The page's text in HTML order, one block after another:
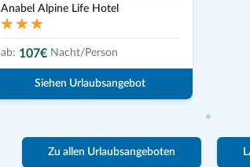
Anabel Alpine Life Hotel
ab: 107€ Nacht/Person
Siehen Urlaubsangebot
Zu allen Urlaubsangeboten